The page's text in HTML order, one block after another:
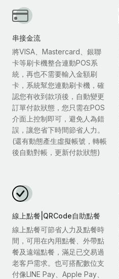
串接金流
將VISA、Mastercard、銀聯
卡等刷卡機整合連動POS系
統，再也不需要輸入金額刷
卡，系統幫您連動刷卡機，確
認您有收到款項後，自動變更
訂單付款狀態，您只需在POS
介面上控制即可，避免人為錯
誤，讓您省下時間節省人力。
(還有動態產生虛擬帳號，轉帳
後自動對帳，更新付款狀態)
線上點餐|QRCode自助點餐
線上點餐可節省人力及點餐時
間，可用在內用點餐、外帶點
餐及遠端點餐，滿足已交易過
老客戶需求。也可搭配數位支
付像LINE Pay、Apple Pay、